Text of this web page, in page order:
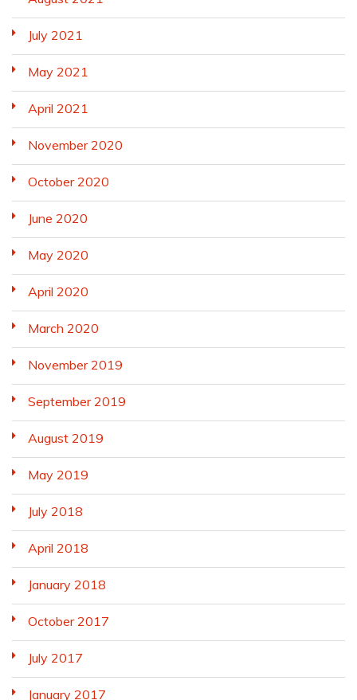
July 2021
May 2021
April 2021
November 2020
October 2020
June 2020
May 2020
April 2020
March 2020
November 2019
September 2019
August 2019
May 2019
July 2018
April 2018
January 2018
October 2017
July 2017
January 2017